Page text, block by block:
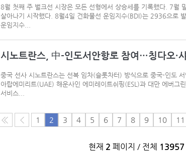
8월 첫째 주 벌크선 시장은 모든 선형에서 상승세를 기록했다. 7월
살아나기 시작했다. 8월4일 건화물선 운임지수(BDI)는 2936으로
운임지수...
시노트란스, 中-인도서안항로 참여…칭다오·샤
중국 선사 시노트란스는 선복 임차(슬롯차터) 방식으로 중국-인도
아랍에미리트(UAE) 해운사인 에미레이트쉬핑(ESL)과 대만 에버그
서비스...
1 2 3 4 5 6 7 8 9 10 11
현재 2 페이지 / 전체 13957